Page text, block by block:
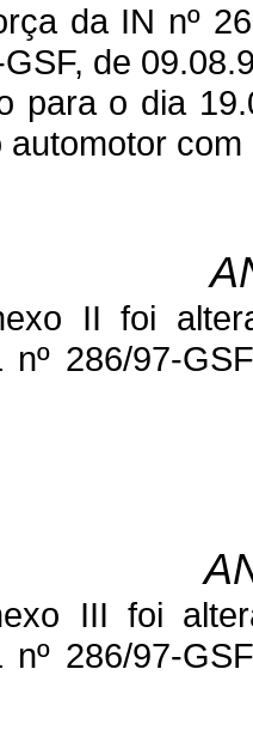
da IN nº
GSF, de
para o dia
automotor
II foi
nº 286/97-
III foi
nº 286/97-